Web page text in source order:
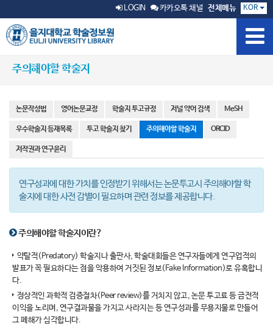
LOGIN 카카오톡 채널 전체메뉴 KOR
주의해야할 학술지
논문작성법 영어논문교정 학술지 투고규정 저널 약어 검색 MeSH
우수학술지 등재목록 투고 학술지 찾기 주의해야할 학술지 ORCID
저작권과 연구윤리
연구성과에 대한 가치를 인정받기 위해서는 논문투고시 주의해야할 학
술지에 대한 사전 감별이 필요하며 관련 정보를 제공합니다.
주의해야할 학술지이란?
약탈적(Predatory) 학술지나 출판사, 학술대회들은 연구자들에게 연구업적의
발표가 꼭 필요하다는 점을 악용하여 거짓된 정보(Fake Information)로 유혹합니
다.
정상적인 과학적 검증절차(Peer review)를 거치지 않고, 논문 투고료 등 금전적
이익을 노리며, 연구결과물을 가지고 사라지는 등 연구성과를 무용지물로 만들어
그 폐해가 심각합니다.